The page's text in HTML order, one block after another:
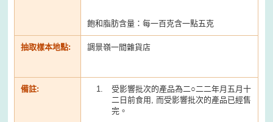
飽和脂肪含量：每一百克含一點五克
抽取樣本地點: 調景嶺一間雜貨店
備註:
受影響批次的產品為二○二二年月五月十
二日前食用, 而受影響批次的產品已經售
完。